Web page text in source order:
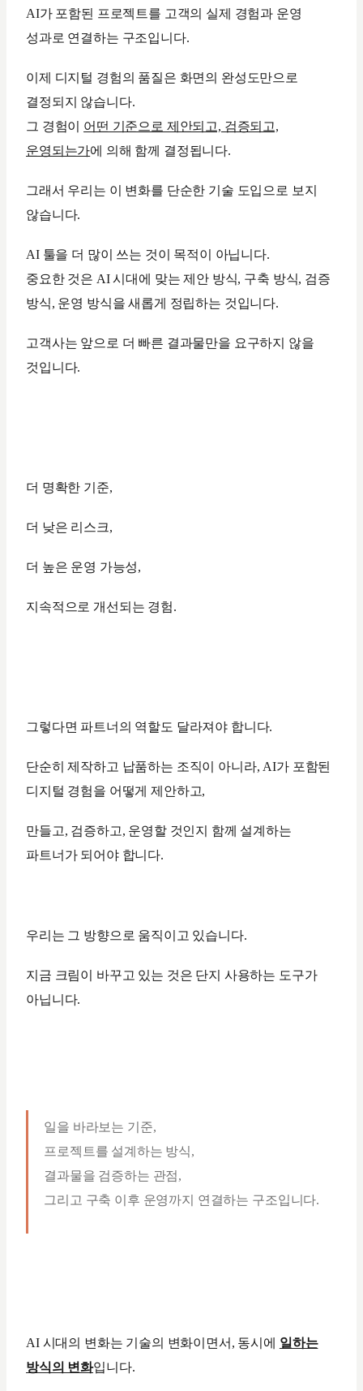
AI가 포함된 프로젝트를 고객의 실제 경험과 운영
성과로 연결하는 구조입니다.
이제 디지털 경험의 품질은 화면의 완성도만으로
결정되지 않습니다.
그 경험이 어떤 기준으로 제안되고, 검증되고,
운영되는가에 의해 함께 결정됩니다.
그래서 우리는 이 변화를 단순한 기술 도입으로 보지
않습니다.
AI 툴을 더 많이 쓰는 것이 목적이 아닙니다.
중요한 것은 AI 시대에 맞는 제안 방식, 구축 방식, 검증
방식, 운영 방식을 새롭게 정립하는 것입니다.
고객사는 앞으로 더 빠른 결과물만을 요구하지 않을
것입니다.
더 명확한 기준,
더 낮은 리스크,
더 높은 운영 가능성,
지속적으로 개선되는 경험.
그렇다면 파트너의 역할도 달라져야 합니다.
단순히 제작하고 납품하는 조직이 아니라, AI가 포함된
디지털 경험을 어떻게 제안하고,
만들고, 검증하고, 운영할 것인지 함께 설계하는
파트너가 되어야 합니다.
우리는 그 방향으로 움직이고 있습니다.
지금 크림이 바꾸고 있는 것은 단지 사용하는 도구가
아닙니다.
일을 바라보는 기준,
프로젝트를 설계하는 방식,
결과물을 검증하는 관점,
그리고 구축 이후 운영까지 연결하는 구조입니다.
AI 시대의 변화는 기술의 변화이면서, 동시에 일하는
방식의 변화입니다.